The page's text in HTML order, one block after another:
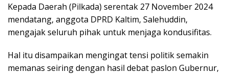
Kepada Daerah (Pilkada) serentak 27 November 2024
mendatang, anggota DPRD Kaltim, Salehuddin,
mengajak seluruh pihak untuk menjaga kondusifitas.
Hal itu disampaikan mengingat tensi politik semakin
memanas seiring dengan hasil debat paslon Gubernur,